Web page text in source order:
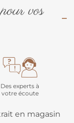
vos
Des experts à
votre écoute